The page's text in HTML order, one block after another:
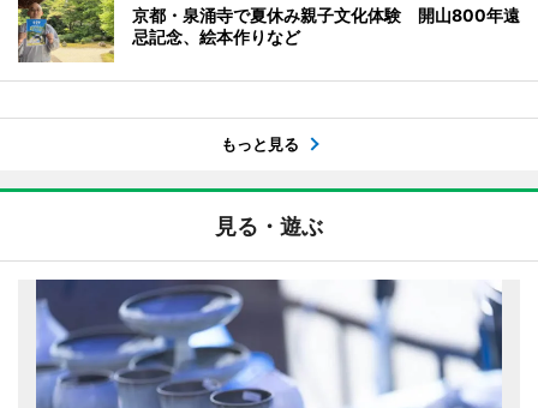
京都・泉涌寺で夏休み親子文化体験 開山800年遠
忌記念、絵本作りなど
もっと見る
見る・遊ぶ